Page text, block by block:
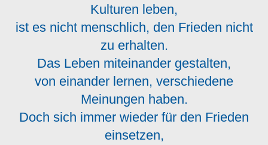
Kulturen leben,
ist es nicht menschlich, den Frieden nicht
zu erhalten.
Das Leben miteinander gestalten,
von einander lernen, verschiedene
Meinungen haben.
Doch sich immer wieder für den Frieden
einsetzen,